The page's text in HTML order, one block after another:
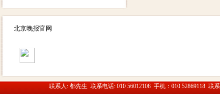
北京晚报官网
联系人: 都先生 联系电话: 010 56012108 手机：010 52869118 联